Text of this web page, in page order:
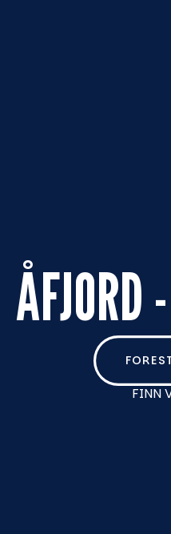
ÅFJORD
FINN